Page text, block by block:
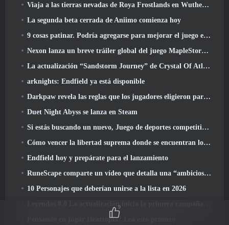
Viaja a las tierras nevadas de Roya Frostlands en Wuthering Waves Próxima versión 3.1
La segunda beta cerrada de Aniimo comienza hoy
9 cosas patinar. Podría agregarse para mejorar el juego en 2026
Nexon lanza un breve tráiler global del juego MapleStory Classic World
La actualización “Sandstorm Journey” de Crystal Of Atlan eleva el límite de nivel a 70
arknights: Endfield ya está disponible
Darkpaw revela las reglas que los jugadores eligieron para el próximo servidor Frostreaver de EverQuest
Duet Night Abyss se lanza en Steam
Si estás buscando un nuevo, Juego de deportes competitivos, La prueba beta cerrada del fútbol estilo libre 2 está en camino
Cómo vencer la libertad suprema donde se encuentran los vientos
Endfield hoy y prepárate para el lanzamiento
RuneScape comparte un vídeo que detalla una “ambiciosa serie de actualizaciones de contenido”
10 Personajes que deberían unirse a la lista en 2026
Leyendas 8.0 La actualización inicia la primera campaña de 2026
Pensando en jugar Heartopia? Lea esto primero
9